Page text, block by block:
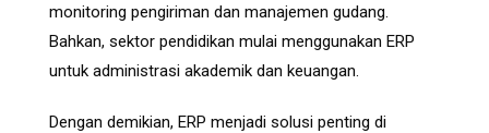
monitoring pengiriman dan manajemen gudang.
Bahkan, sektor pendidikan mulai menggunakan ERP
untuk administrasi akademik dan keuangan.
Dengan demikian, ERP menjadi solusi penting di